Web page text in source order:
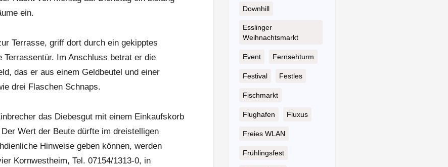
ein.
Terrasse, griff dort durch ein gekipptes
Terrassentür. Im Anschluss betrat er die
das er aus einem Geldbeutel und einer
drei Flaschen Schnaps.
das Diebesgut mit einem Einkaufskorb
Wert der Beute dürfte im dreistelligen
Hinweise geben können, werden
Kornwestheim, Tel. 07154/1313-0, in
Downhill
Esslinger
Weihnachtsmarkt
Event Fernsehturm
Festival Festles
Fischmarkt
Flughafen Fluxus
Freies WLAN
Frühlingsfest